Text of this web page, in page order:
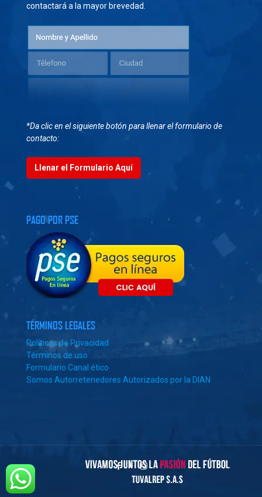
contactará a la mayor brevedad.
*Da clic en el siguiente botón para llenar el formulario de
contacto:
Llenar el Formulario Aquí
PAGO POR PSE
TÉRMINOS LEGALES
Políticas de Privacidad
Términos de uso
Formulario Canal ético
Somos Autorretenedores Autorizados por la DIAN